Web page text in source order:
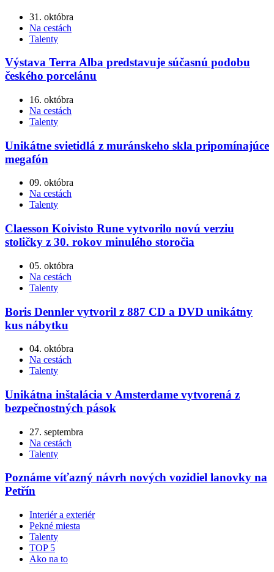
31. októbra
Na cestách
Talenty
Výstava Terra Alba predstavuje súčasnú podobu
českého porcelánu
16. októbra
Na cestách
Talenty
Unikátne svietidlá z muránskeho skla pripomínajúce
megafón
09. októbra
Na cestách
Talenty
Claesson Koivisto Rune vytvorilo novú verziu
stoličky z 30. rokov minulého storočia
05. októbra
Na cestách
Talenty
Boris Dennler vytvoril z 887 CD a DVD unikátny
kus nábytku
04. októbra
Na cestách
Talenty
Unikátna inštalácia v Amsterdame vytvorená z
bezpečnostných pások
27. septembra
Na cestách
Talenty
Poznáme víťazný návrh nových vozidiel lanovky na
Petřín
Interiér a exteriér
Pekné miesta
Talenty
TOP 5
Ako na to